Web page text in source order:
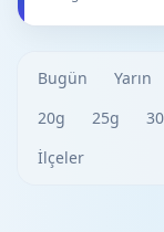
Bugün Yarın
20g
25g
İlçeler